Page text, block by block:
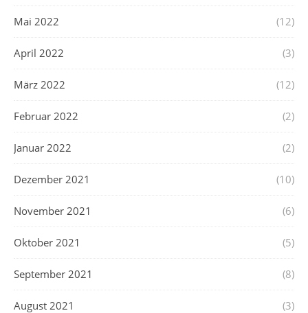
Mai 2022 (12)
April 2022 (3)
März 2022 (12)
Februar 2022 (2)
Januar 2022 (2)
Dezember 2021 (10)
November 2021 (6)
Oktober 2021 (5)
September 2021 (8)
August 2021 (3)